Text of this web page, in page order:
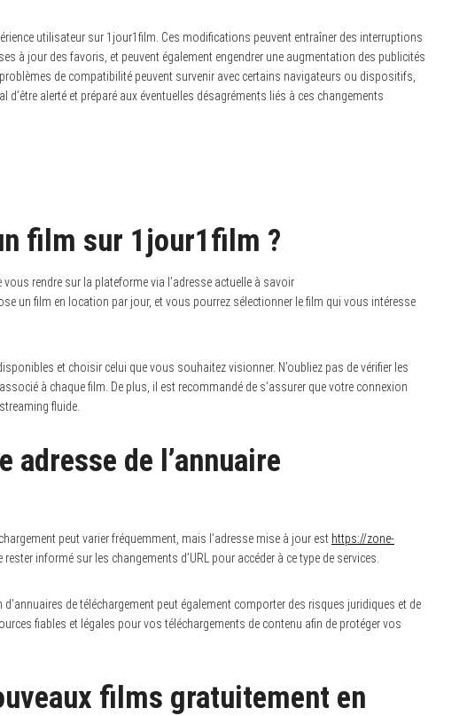
utilisateur sur 1jour1film. Ces modifications peuvent entraîner des interruptions
à jour des favoris, et peuvent également engendrer une augmentation des publicités
de compatibilité peuvent survenir avec certains navigateurs ou dispositifs,
alerté et préparé aux éventuelles désagréments liés à ces changements
film sur 1jour1film ?
rendre sur la plateforme via l’adresse actuelle à savoir
un film en location par jour, et vous pourrez sélectionner le film qui vous intéresse
et choisir celui que vous souhaitez visionner. N’oubliez pas de vérifier les
à chaque film. De plus, il est recommandé de s’assurer que votre connexion
fluide.
adresse de l’annuaire
peut varier fréquemment, mais l’adresse mise à jour est https://zone-
rester informé sur les changements d’URL pour accéder à ce type de services.
de téléchargement peut également comporter des risques juridiques et de
fiables et légales pour vos téléchargements de contenu afin de protéger vos
films gratuitement en